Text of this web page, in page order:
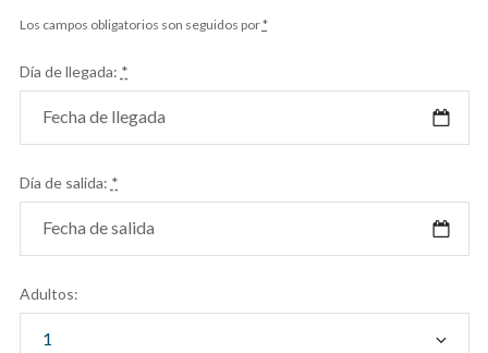
Los campos obligatorios son seguidos por*
Día de llegada: *
Día de salida: *
Adultos: